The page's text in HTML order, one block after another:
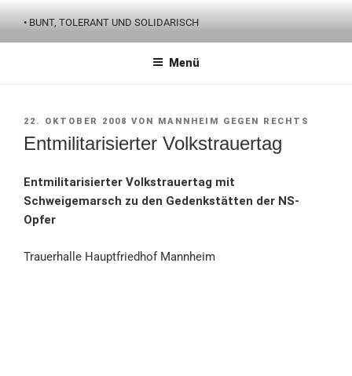
Inhalt
springen
• BUNT, TOLERANT UND SOLIDARISCH
Menü
VERÖFFENTLICHT
22. OKTOBER 2008 VON MANNHEIM GEGEN RECHTS
Entmilitarisierter Volkstrauertag
Entmilitarisierter Volkstrauertag mit
Schweigemarsch zu den Gedenkstätten der NS-
Opfer
Trauerhalle Hauptfriedhof Mannheim